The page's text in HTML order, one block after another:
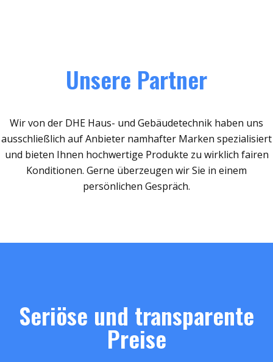
Unsere Partner
Wir von der DHE Haus- und Gebäudetechnik haben uns
ausschließlich auf Anbieter namhafter Marken spezialisiert
und bieten Ihnen hochwertige Produkte zu wirklich fairen
Konditionen. Gerne überzeugen wir Sie in einem
persönlichen Gespräch.
Seriöse und transparente
Preise